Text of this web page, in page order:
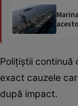
Polițiștii continuă
exact cauzele
după impact.